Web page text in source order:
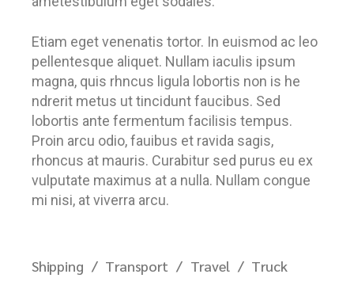
Etiam eget venenatis tortor. In euismod ac leo
pellentesque aliquet. Nullam iaculis ipsum
magna, quis rhncus ligula lobortis non is he
ndrerit metus ut tincidunt faucibus. Sed
lobortis ante fermentum facilisis tempus.
Proin arcu odio, fauibus et ravida sagis,
rhoncus at mauris. Curabitur sed purus eu ex
vulputate maximus at a nulla. Nullam congue
mi nisi, at viverra arcu.
Shipping Transport Travel Truck